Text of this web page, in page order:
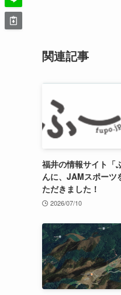
関連記事
福井の情報サイト「
んに、JAMスポーツ
ただきました！
2026/07/10